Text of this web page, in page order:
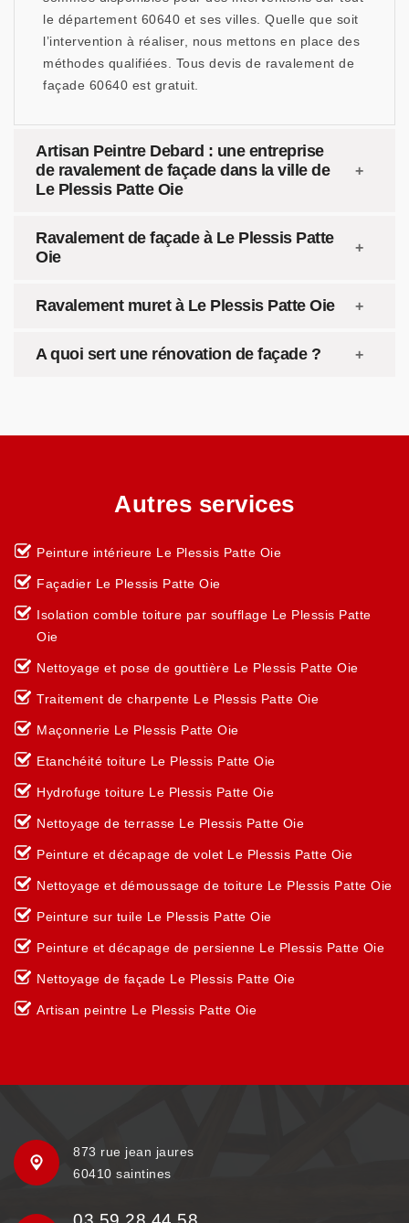
le département 60640 et ses villes. Quelle que soit
l’intervention à réaliser, nous mettons en place des
méthodes qualifiées. Tous devis de ravalement de
façade 60640 est gratuit.
Artisan Peintre Debard : une entreprise
de ravalement de façade dans la ville de
Le Plessis Patte Oie
Ravalement de façade à Le Plessis Patte
Oie
Ravalement muret à Le Plessis Patte Oie
A quoi sert une rénovation de façade ?
Autres services
Peinture intérieure Le Plessis Patte Oie
Façadier Le Plessis Patte Oie
Isolation comble toiture par soufflage Le Plessis Patte
Oie
Nettoyage et pose de gouttière Le Plessis Patte Oie
Traitement de charpente Le Plessis Patte Oie
Maçonnerie Le Plessis Patte Oie
Etanchéité toiture Le Plessis Patte Oie
Hydrofuge toiture Le Plessis Patte Oie
Nettoyage de terrasse Le Plessis Patte Oie
Peinture et décapage de volet Le Plessis Patte Oie
Nettoyage et démoussage de toiture Le Plessis Patte Oie
Peinture sur tuile Le Plessis Patte Oie
Peinture et décapage de persienne Le Plessis Patte Oie
Nettoyage de façade Le Plessis Patte Oie
Artisan peintre Le Plessis Patte Oie
873 rue jean jaures
60410 saintines